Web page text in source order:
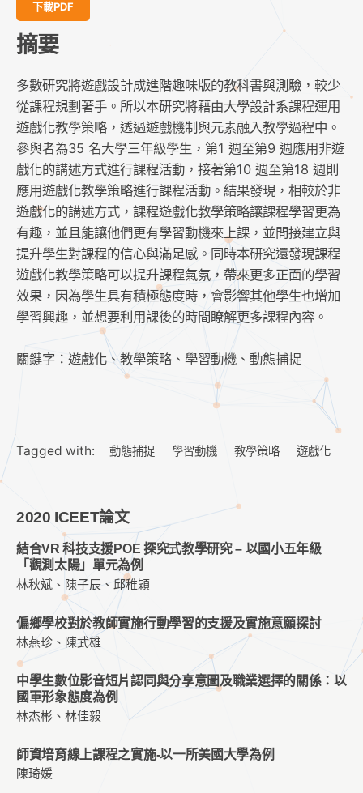
下載PDF
摘要
多數研究將遊戲設計成進階趣味版的教科書與測驗，較少
從課程規劃著手。所以本研究將藉由大學設計系課程運用
遊戲化教學策略，透過遊戲機制與元素融入教學過程中。
參與者為35 名大學三年級學生，第1 週至第9 週應用非遊
戲化的講述方式進行課程活動，接著第10 週至第18 週則
應用遊戲化教學策略進行課程活動。結果發現，相較於非
遊戲化的講述方式，課程遊戲化教學策略讓課程學習更為
有趣，並且能讓他們更有學習動機來上課，並間接建立與
提升學生對課程的信心與滿足感。同時本研究還發現課程
遊戲化教學策略可以提升課程氣氛，帶來更多正面的學習
效果，因為學生具有積極態度時，會影響其他學生也增加
學習興趣，並想要利用課後的時間瞭解更多課程內容。
關鍵字：遊戲化、教學策略、學習動機、動態捕捉
Tagged with: 動態捕捉 學習動機 教學策略 遊戲化
2020 ICEET論文
結合VR 科技支援POE 探究式教學研究 – 以國小五年級
「觀測太陽」單元為例
林秋斌、陳子辰、邱稚穎
偏鄉學校對於教師實施行動學習的支援及實施意願探討
林燕珍、陳武雄
中學生數位影音短片認同與分享意圖及職業選擇的關係：以
國軍形象態度為例
林杰彬、林佳毅
師資培育線上課程之實施-以一所美國大學為例
陳琦媛